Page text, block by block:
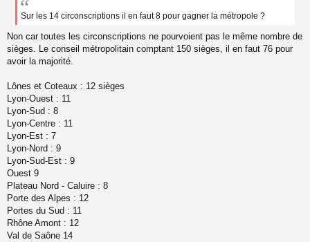
a
g
e
o
l
u
Sur les 14 circonscriptions il en faut 8 pour gagner la métropole ?
Non car toutes les circonscriptions ne pourvoient pas le même nombre de
sièges. Le conseil métropolitain comptant 150 sièges, il en faut 76 pour
avoir la majorité.
Lônes et Coteaux : 12 sièges
Lyon-Ouest : 11
Lyon-Sud : 8
Lyon-Centre : 11
Lyon-Est : 7
Lyon-Nord : 9
Lyon-Sud-Est : 9
Ouest 9
Plateau Nord - Caluire : 8
Porte des Alpes : 12
Portes du Sud : 11
Rhône Amont : 12
Val de Saône 14